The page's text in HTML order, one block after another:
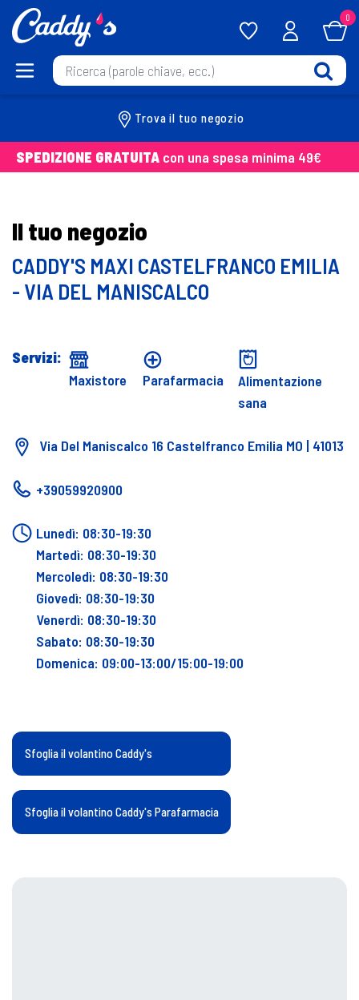
0
Trova il tuo negozio
SPEDIZIONE GRATUITA con una spesa minima 49€
Il tuo negozio
CADDY'S MAXI CASTELFRANCO EMILIA
- VIA DEL MANISCALCO
Servizi:
Maxistore
Parafarmacia
Alimentazione
sana
Via Del Maniscalco 16 Castelfranco Emilia MO | 41013
+39059920900
Lunedì: 08:30-19:30
Martedì: 08:30-19:30
Mercoledì: 08:30-19:30
Giovedì: 08:30-19:30
Venerdì: 08:30-19:30
Sabato: 08:30-19:30
Domenica: 09:00-13:00/15:00-19:00
Sfoglia il volantino Caddy's
Sfoglia il volantino Caddy's Parafarmacia